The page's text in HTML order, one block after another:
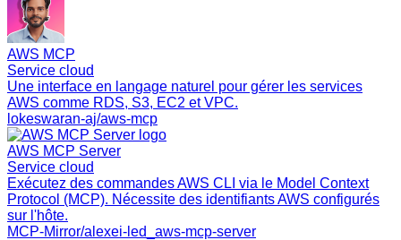
AWS MCP
Service cloud
Une interface en langage naturel pour gérer les services
AWS comme RDS, S3, EC2 et VPC.
lokeswaran-aj/aws-mcp
AWS MCP Server
Service cloud
Exécutez des commandes AWS CLI via le Model Context
Protocol (MCP). Nécessite des identifiants AWS configurés
sur l'hôte.
MCP-Mirror/alexei-led_aws-mcp-server